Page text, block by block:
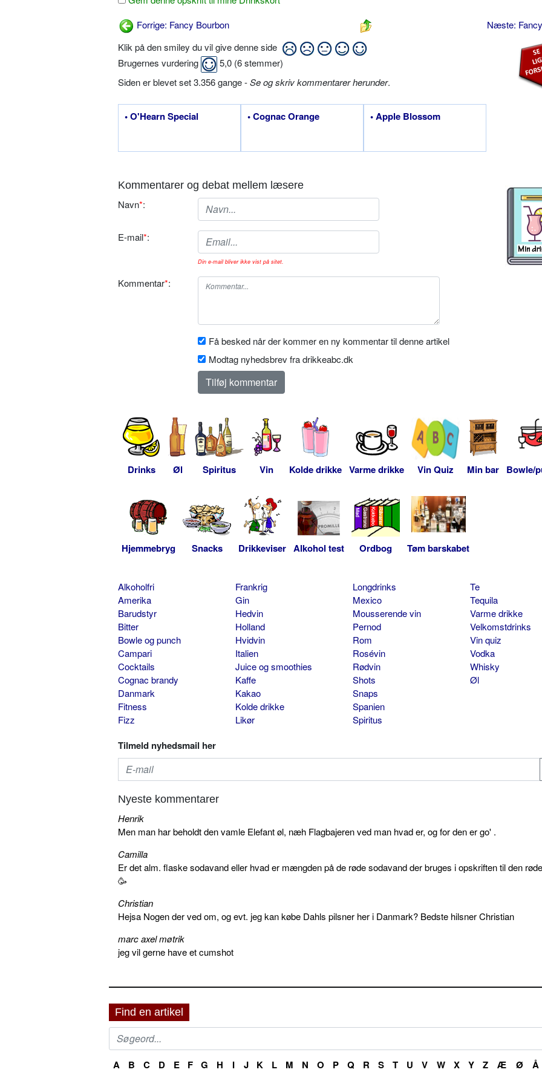
Forrige: Fancy Bourbon
Næste:
Klik på den smiley du vil give denne side
Brugernes vurdering
5,0 (6stemmer)
Siden er blevet set 3.356 gange -Se og skriv kommentarer herunder.
• O'Hearn Special • Cognac Orange • Apple Blossom
Kommentarer og debat mellem læsere
Navn*:
E-mail*:
Din e-mail bliver ikke vist på sitet.
Kommentar*:
Få besked når der kommer en ny kommentar til denne artikel
Modtag nyhedsbrev fra drikkeabc.dk
Drinks Øl Spiritus Vin Kolde drikke Varme drikke Vin Quiz Min bar Bowle/
Hjemmebryg Snacks Drikkeviser Alkohol test Ordbog Tøm barskabet
Alkoholfri
Amerika
Barudstyr
Bitter
Bowle og punch
Campari
Cocktails
Cognac brandy
Danmark
Fitness
Fizz
Frankrig
Gin
Hedvin
Holland
Hvidvin
Italien
Juice og smoothies
Kaffe
Kakao
Kolde drikke
Likør
Longdrinks
Mexico
Mousserende vin
Pernod
Rom
Rosévin
Rødvin
Shots
Snaps
Spanien
Spiritus
Te
Tequila
Varme drikke
Velkomstdrinks
Vin quiz
Vodka
Whisky
Øl
Tilmeld nyhedsmail her
Nyeste kommentarer
Henrik
Men man har beholdt den vamle Elefant øl, næh Flagbajeren ved man hvad er, og for den er go' .
Camilla
Er det alm. flaske sodavand eller hvad er mængden på de røde sodavand der bruges i opskriften til den
🥳
Christian
Hejsa Nogen der ved om, og evt. jeg kan købe Dahls pilsner her i Danmark? Bedste hilsner Christian
marc axel møtrik
jeg vil gerne have et cumshot
Find en artikel
A B C D E F G H I J K L M N O P Q R S T U V W X Y Z Æ Ø Å